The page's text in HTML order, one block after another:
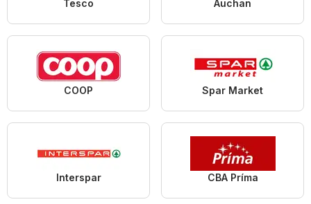
Tesco Auchan
COOP Spar Market
Interspar CBA Príma